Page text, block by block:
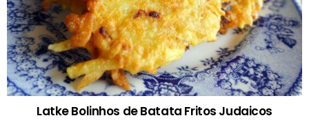
Latke Bolinhos de Batata Fritos Judaicos